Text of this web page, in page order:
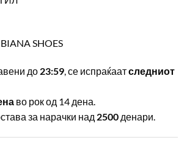
SHOES
до 23:59 , се испраќаатследниот
во рок од 14 дена.
за нарачки над 2500 денари.